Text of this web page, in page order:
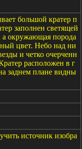
большой кратер п
заполнен светящей
а окружающая порода
цвет. Небо над ни
и четко очерченн
расположен в г
заднем плане видны
источник изобра